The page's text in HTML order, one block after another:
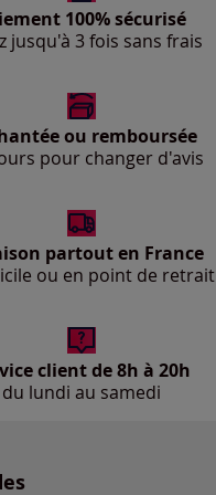
100% sécurisé
jusqu'à 3 fois sans frais
ou remboursée
pour changer d'avis
partout en France
ou en point de retrait
client de 8h à 20h
du lundi au samedi